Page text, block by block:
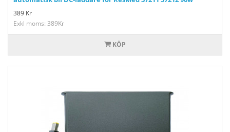
389 Kr
Exkl moms: 389Kr
KÖP